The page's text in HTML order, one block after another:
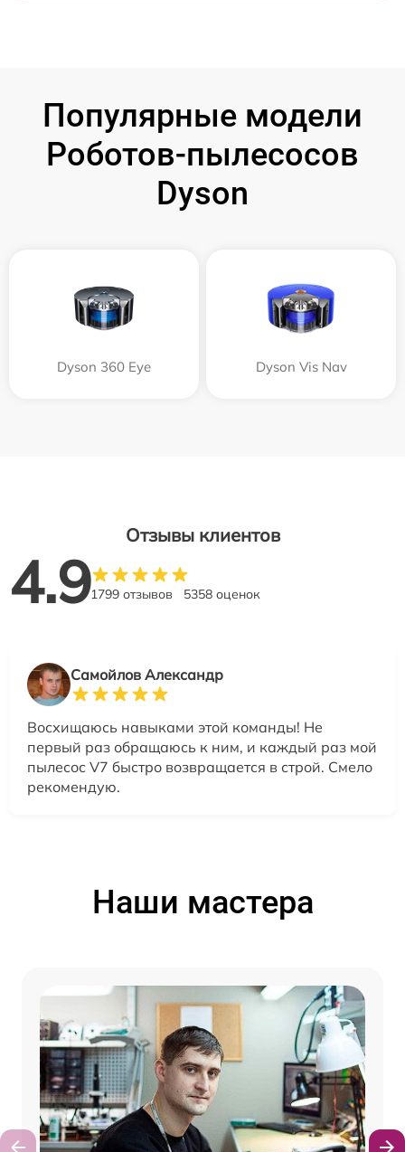
Популярные модели
Роботов-пылесосов
Dyson
Dyson 360 Eye Dyson Vis Nav
Отзывы клиентов
4.91799 отзывов 5358 оценок
Самойлов Александр
Восхищаюсь навыками этой команды! Не
первый раз обращаюсь к ним, и каждый раз мой
пылесос V7 быстро возвращается в строй. Смело
рекомендую.
Наши мастера